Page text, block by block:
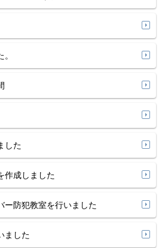
した
作成しました
ー防犯教室を行いました
ました